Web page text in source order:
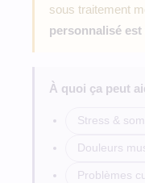
sous traitement
personnalisé
À quoi ça peut
Stress &
Douleurs
Problèmes